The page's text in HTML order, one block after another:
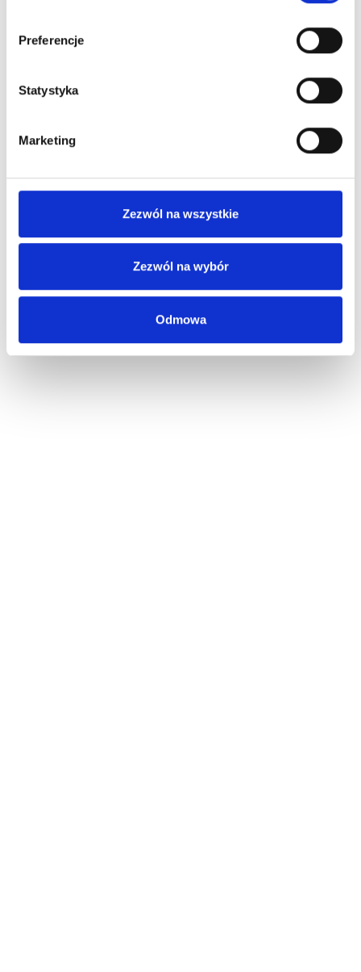
Preferencje
Statystyka
Marketing
Zezwól na wszystkie
Zezwól na wybór
Odmowa